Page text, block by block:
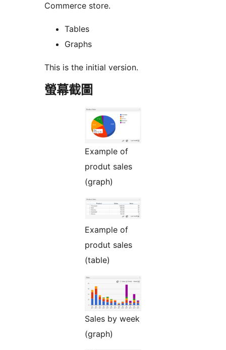
Commerce store.
Tables
Graphs
This is the initial version.
螢幕截圖
Example of
produt sales
(graph)
Example of
produt sales
(table)
Sales by week
(graph)